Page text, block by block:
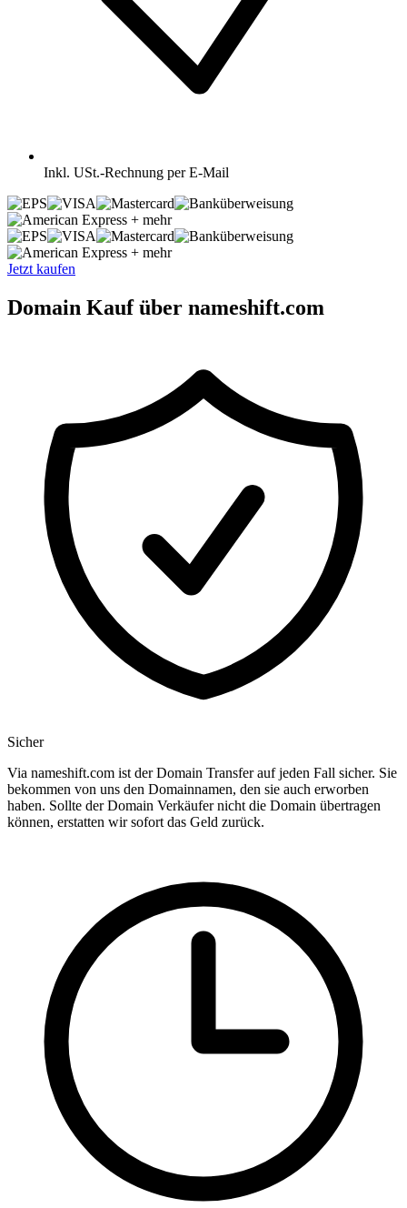
Inkl. USt.-Rechnung per E-Mail
+ mehr
+ mehr
Jetzt kaufen
Domain Kauf über nameshift.com
Sicher
Via nameshift.com ist der Domain Transfer auf jeden Fall sicher. Sie
bekommen von uns den Domainnamen, den sie auch erworben
haben. Sollte der Domain Verkäufer nicht die Domain übertragen
können, erstatten wir sofort das Geld zurück.